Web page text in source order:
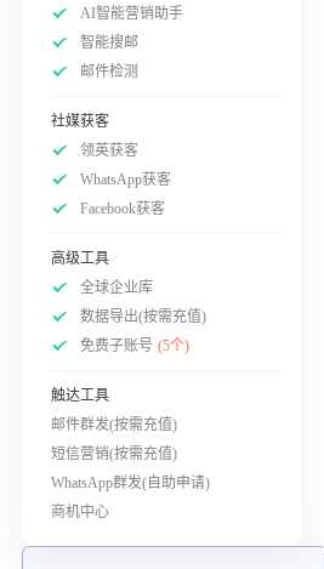
AI智能营销助手
智能搜邮
邮件检测
社媒获客
领英获客
WhatsApp获客
Facebook获客
高级工具
全球企业库
数据导出(按需充值)
免费子账号 (5个)
触达工具
邮件群发(按需充值)
短信营销(按需充值)
WhatsApp群发(自助申请)
商机中心